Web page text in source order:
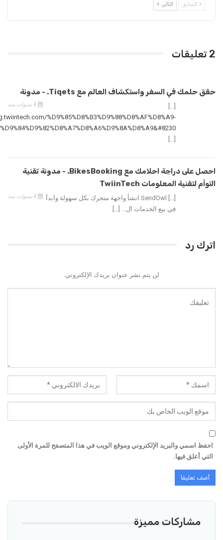
السابق التالي
2 تعليقات
حقق حلمك في السفر واستكشاف العالم مع Tiqets. - مدونة
[…]
%D9%85%D8%B3%D9%88%D8%AF%D8%A9-
[…]
احصل على دراجة احلامك مع BikesBooking. - مدونة تقنية
التوأم لتقنية المعلومات TwiinTech
[…] SendOwl انشأ واجهة متجرك بكل سهولة وابدأ
في بيع الخدمات ال… […]
اترك رد
لن يتم نشر عنوان بريدك الإلكتروني.
احفظ اسمي والبريد الإلكتروني وموقع الويب في هذا المتصفح للمرة الأولى
التي أعلق فيها.
مشاركات مميزة